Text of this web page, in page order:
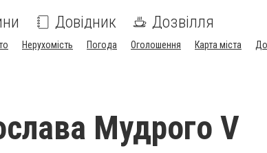
Довідник Дозвілля
Нерухомість Погода Оголошення Карта міста
Мудрого V